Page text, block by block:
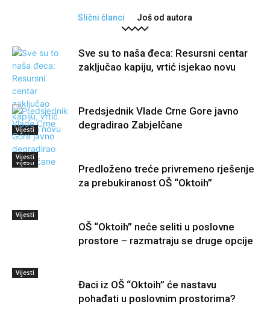
Slični članci Još od autora
Vijesti
Sve su to naša đeca: Resursni centar
zaključao kapiju, vrtić isjekao novu
Vijesti
Predsjednik Vlade Crne Gore javno
degradirao Zabjelčane
Vijesti
Predloženo treće privremeno rješenje
za prebukiranost OŠ “Oktoih”
Vijesti
OŠ “Oktoih” neće seliti u poslovne
prostore – razmatraju se druge opcije
Vijesti
Đaci iz OŠ “Oktoih” će nastavu
pohađati u poslovnim prostorima?